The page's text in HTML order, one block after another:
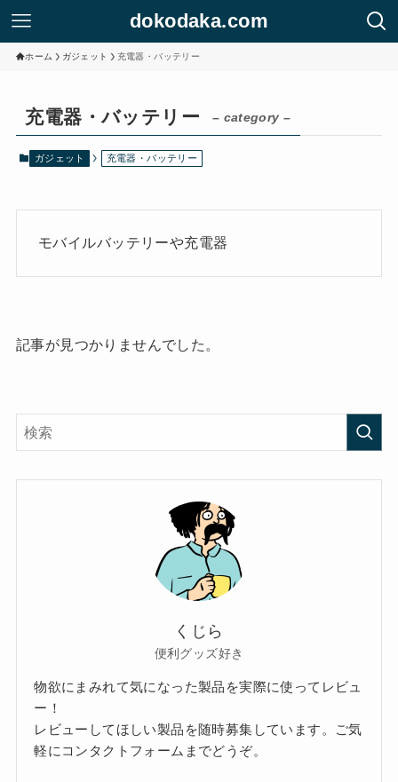
dokodaka.com
ホーム ガジェット 充電器・バッテリー
充電器・バッテリー – category –
ガジェット 充電器・バッテリー
モバイルバッテリーや充電器
記事が見つかりませんでした。
くじら
便利グッズ好き
物欲にまみれて気になった製品を実際に使ってレビュ
ー！
レビューしてほしい製品を随時募集しています。ご気
軽にコンタクトフォームまでどうぞ。